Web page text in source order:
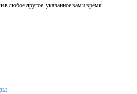
в любое другое, указанное вами время